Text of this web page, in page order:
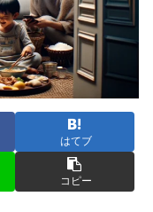
はてブ
コピー